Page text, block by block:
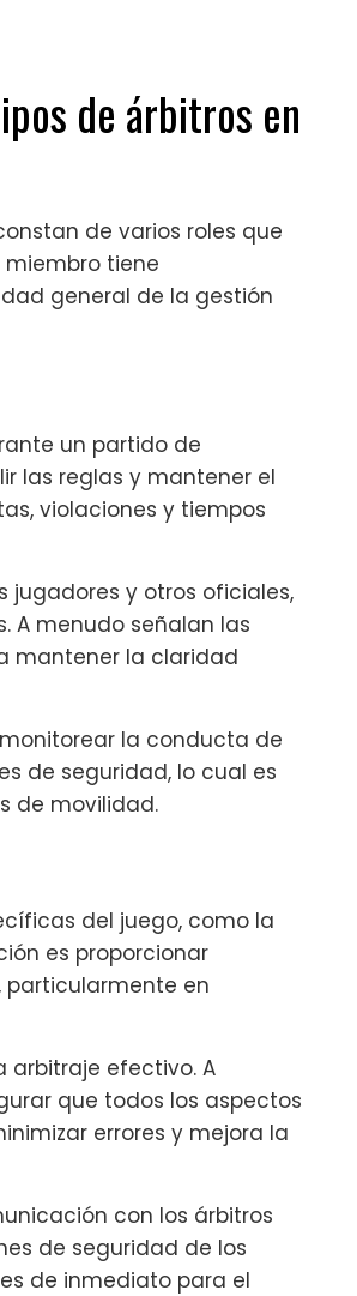
de árbitros en
de varios roles que
tiene
general de la gestión
un partido de
las reglas y mantener el
violaciones y tiempos
jugadores y otros oficiales,
A menudo señalan las
mantener la claridad
la conducta de
de seguridad, lo cual es
de movilidad.
del juego, como la
es proporcionar
particularmente en
arbitraje efectivo. A
que todos los aspectos
errores y mejora la
con los árbitros
de seguridad de los
de inmediato para el